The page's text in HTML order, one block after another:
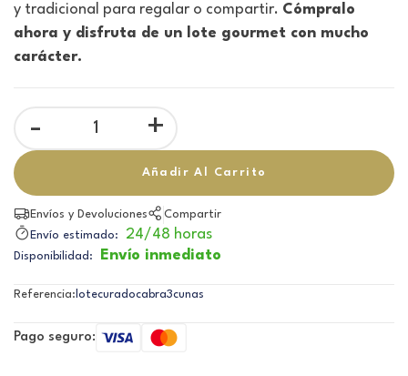
y tradicional para regalar o compartir. Cómpralo
ahora y disfruta de un lote gourmet con mucho
carácter.
- +
Añadir Al Carrito
Envíos y Devoluciones
Compartir
Envío estimado: 24/48 horas
Disponibilidad: Envío inmediato
Referencia: lotecuradocabra3cunas
Pago seguro: